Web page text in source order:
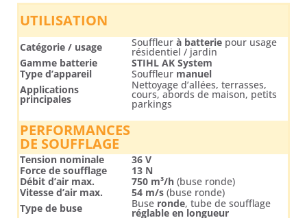
UTILISATION
Catégorie / usage Souffleur à batterie pour usage
résidentiel / jardin
Gamme batterie
STIHL AK System
Type d’appareil
Souffleur manuel
Applications
principales
Nettoyage d’allées, terrasses,
cours, abords de maison, petits
parkings
PERFORMANCES
DE SOUFFLAGE
Tension nominale
36 V
Force de soufflage
13 N
Débit d’air max.
750 m³/h (buse ronde)
Vitesse d’air max.
54 m/s (buse ronde)
Type de buse
Buse ronde, tube de soufflage
réglable en longueur